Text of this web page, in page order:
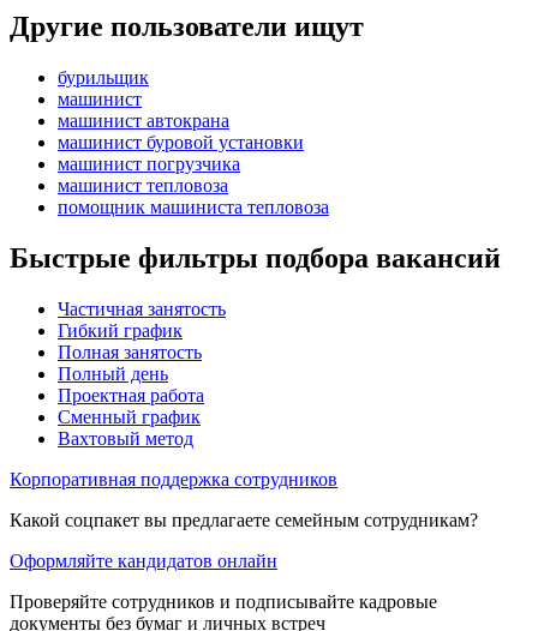
Другие пользователи ищут
бурильщик
машинист
машинист автокрана
машинист буровой установки
машинист погрузчика
машинист тепловоза
помощник машиниста тепловоза
Быстрые фильтры подбора вакансий
Частичная занятость
Гибкий график
Полная занятость
Полный день
Проектная работа
Сменный график
Вахтовый метод
Корпоративная поддержка сотрудников
Какой соцпакет вы предлагаете семейным сотрудникам?
Оформляйте кандидатов онлайн
Проверяйте сотрудников и подписывайте кадровые
документы без бумаг и личных встреч